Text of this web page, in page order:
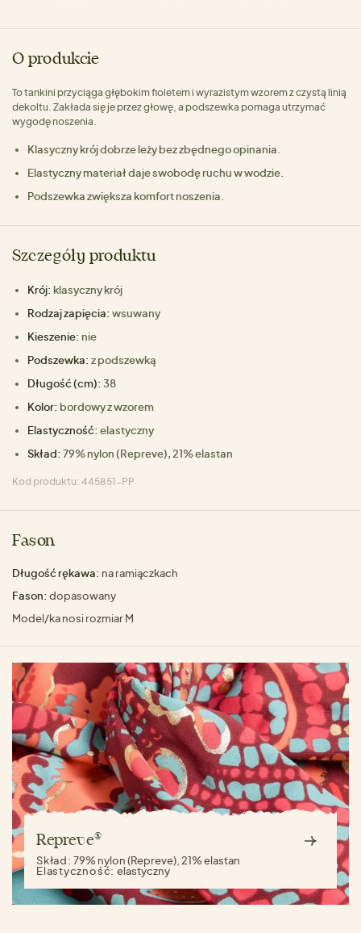
O produkcie
To tankini przyciąga głębokim fioletem i wyrazistym wzorem z czystą linią
dekoltu. Zakłada się je przez głowę, a podszewka pomaga utrzymać
wygodę noszenia.
Klasyczny krój dobrze leży bez zbędnego opinania.
Elastyczny materiał daje swobodę ruchu w wodzie.
Podszewka zwiększa komfort noszenia.
Szczegóły produktu
Krój: klasyczny krój
Rodzaj zapięcia: wsuwany
Kieszenie: nie
Podszewka: z podszewką
Długość (cm): 38
Kolor: bordowy z wzorem
Elastyczność: elastyczny
Skład: 79% nylon (Repreve), 21% elastan
Kod produktu: 445851-PP
Fason
Długość rękawa: na ramiączkach
Fason: dopasowany
Model/ka nosi rozmiar M
Repreve®
Skład:79% nylon (Repreve), 21% elastan
Elastyczność: elastyczny